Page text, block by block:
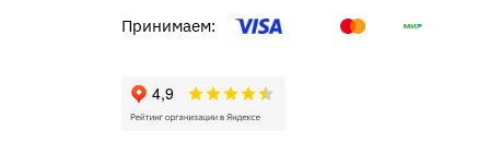
Принимаем: